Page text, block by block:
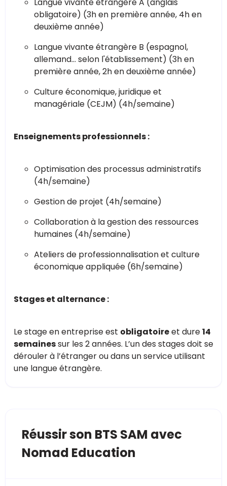
obligatoire) (3h en première année, 4h en
deuxième année)
Langue vivante étrangère B (espagnol,
allemand... selon l'établissement) (3h en
première année, 2h en deuxième année)
Culture économique, juridique et
managériale (CEJM) (4h/semaine)
Enseignements professionnels :
Optimisation des processus administratifs
(4h/semaine)
Gestion de projet (4h/semaine)
Collaboration à la gestion des ressources
humaines (4h/semaine)
Ateliers de professionnalisation et culture
économique appliquée (6h/semaine)
Stages et alternance :
Le stage en entreprise est obligatoireet dure14
semainessur les 2 années. L’un des stages doit se
dérouler à l’étranger ou dans un service utilisant
une langue étrangère.
Réussir son BTS SAM avec
Nomad Education